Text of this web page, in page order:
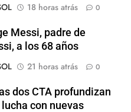
18 horas atrás 0
Messi, padre de
a los 68 años
21 horas atrás 0
dos CTA profundizan
con nuevas